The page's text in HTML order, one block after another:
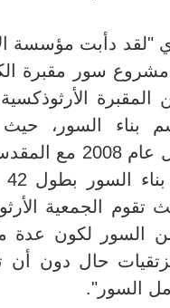
"لقد دأبت مؤسسة
مشروع سور مقبرة
المقبرة
بناء السور، حيث
مشروع التواصل عام
الجمعية
السور لكون عدة
حال دون
السور".